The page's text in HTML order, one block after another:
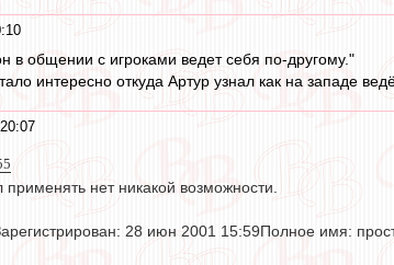
в общении с игроками ведет себя по-другому."
интересно откуда Артур узнал как на западе
нет никакой возможности.
28 июн 2001 15:59Полное имя: